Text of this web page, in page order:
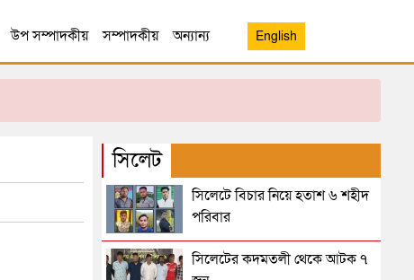
উপ সম্পাদকীয় সম্পাদকীয় অন্যান্য English
সিলেট
সিলেটে বিচার নিয়ে হতাশ ৬ শহীদ
পরিবার
সিলেটের কদমতলী থেকে আটক ৭